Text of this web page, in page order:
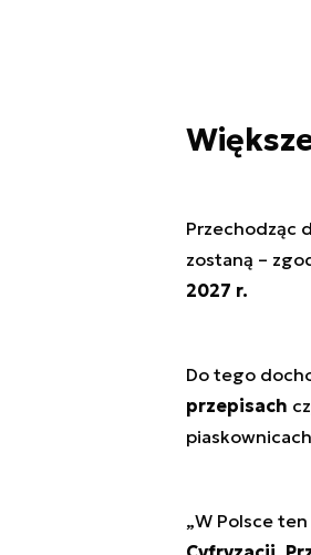
Przechodząc
zostaną –
2027 r.
Do tego
przepisach
„W Polsce